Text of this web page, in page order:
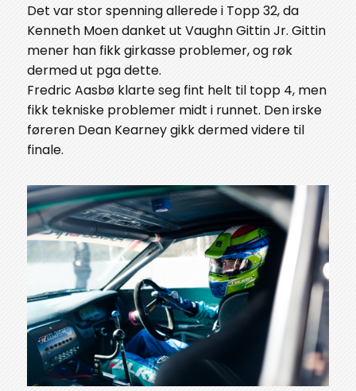
Det var stor spenning allerede i Topp 32, da
Kenneth Moen danket ut Vaughn Gittin Jr. Gittin
mener han fikk girkasse problemer, og røk
dermed ut pga dette.
Fredric Aasbø klarte seg fint helt til topp 4, men
fikk tekniske problemer midt i runnet. Den irske
føreren Dean Kearney gikk dermed videre til
finale.